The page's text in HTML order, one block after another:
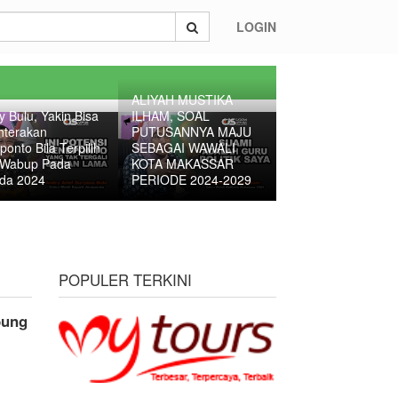
LOGIN
Bulu, Yakin Bisa
Bila Terpilih
Pada
2024
ALIYAH MUSTIKA
ILHAM, SOAL
PUTUSANNYA MAJU
SEBAGAI WAWALI
KOTA MAKASSAR
PERIODE 2024-2029
POPULER TERKINI